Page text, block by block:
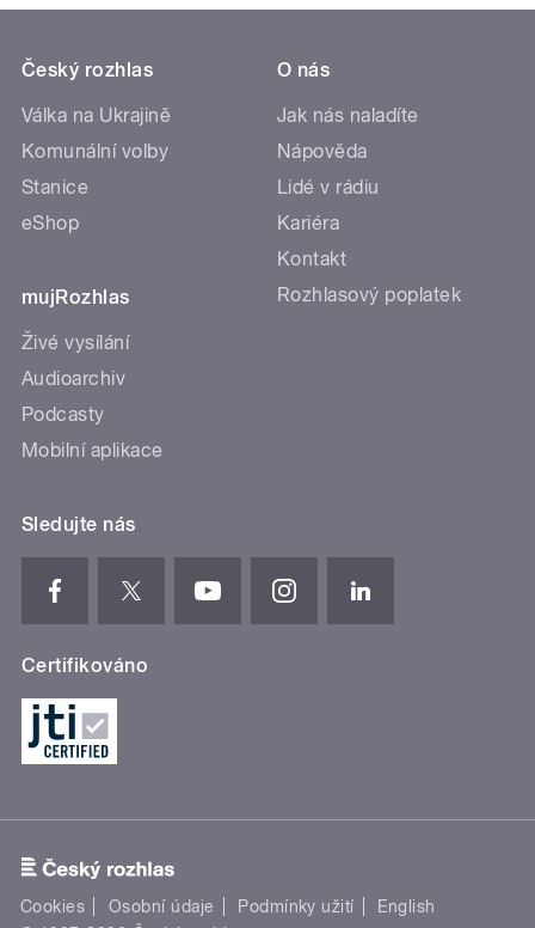
Český rozhlas
Válka na Ukrajině
Komunální volby
Stanice
eShop
mujRozhlas
Živé vysílání
Audioarchiv
Podcasty
Mobilní aplikace
O nás
Jak nás naladíte
Nápověda
Lidé v rádiu
Kariéra
Kontakt
Rozhlasový poplatek
Sledujte nás
Certifikováno
Cookies Osobní údaje Podmínky užití
English